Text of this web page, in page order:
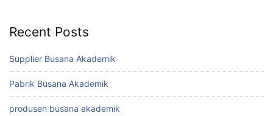
Recent Posts
Supplier Busana Akademik
Pabrik Busana Akademik
produsen busana akademik